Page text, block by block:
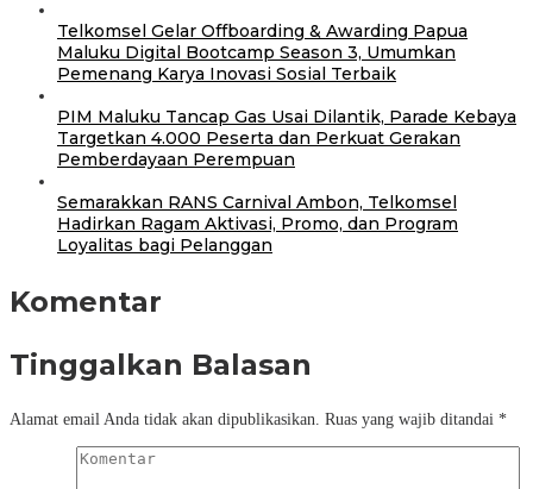
Telkomsel Gelar Offboarding & Awarding Papua
Maluku Digital Bootcamp Season 3, Umumkan
Pemenang Karya Inovasi Sosial Terbaik
PIM Maluku Tancap Gas Usai Dilantik, Parade Kebaya
Targetkan 4.000 Peserta dan Perkuat Gerakan
Pemberdayaan Perempuan
Semarakkan RANS Carnival Ambon, Telkomsel
Hadirkan Ragam Aktivasi, Promo, dan Program
Loyalitas bagi Pelanggan
Komentar
Tinggalkan Balasan
Alamat email Anda tidak akan dipublikasikan. Ruas yang wajib ditandai *